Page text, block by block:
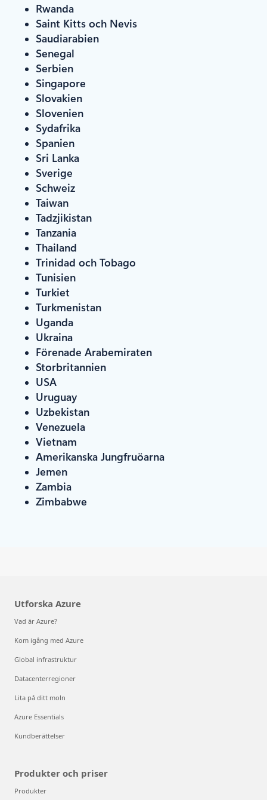
Rwanda
Saint Kitts och Nevis
Saudiarabien
Senegal
Serbien
Singapore
Slovakien
Slovenien
Sydafrika
Spanien
Sri Lanka
Sverige
Schweiz
Taiwan
Tadzjikistan
Tanzania
Thailand
Trinidad och Tobago
Tunisien
Turkiet
Turkmenistan
Uganda
Ukraina
Förenade Arabemiraten
Storbritannien
USA
Uruguay
Uzbekistan
Venezuela
Vietnam
Amerikanska Jungfruöarna
Jemen
Zambia
Zimbabwe
Utforska Azure
Vad är Azure?
Kom igång med Azure
Global infrastruktur
Datacenterregioner
Lita på ditt moln
Azure Essentials
Kundberättelser
Produkter och priser
Produkter